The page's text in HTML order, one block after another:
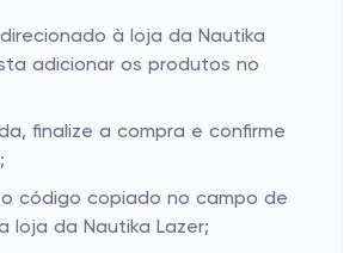
à loja da Nautika
adicionar os produtos no
finalize a compra e confirme
código copiado no campo de
loja da Nautika Lazer;